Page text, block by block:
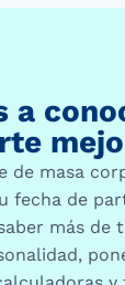
a
de masa
fecha de
más de